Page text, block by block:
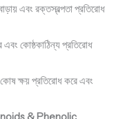
এবং রক্তস্বল্পতা প্রতিরোধ
কোষ্ঠকাঠিন্য প্রতিরোধ
ক্ষয় প্রতিরোধ করে এবং